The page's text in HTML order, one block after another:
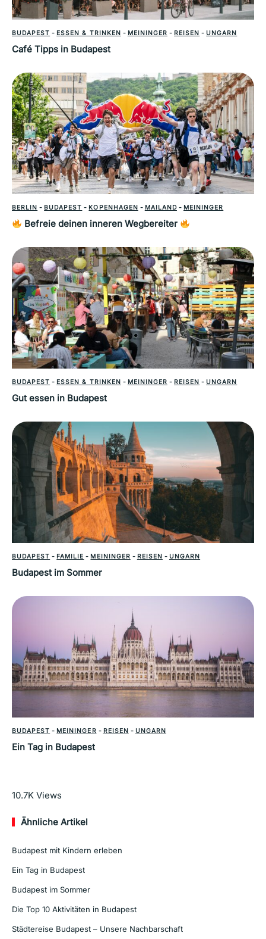
BUDAPEST - ESSEN & TRINKEN - MEININGER - REISEN - UNGARN
Café Tipps in Budapest
BERLIN - BUDAPEST - KOPENHAGEN - MAILAND- MEININGER
Befreie deinen inneren Wegbereiter
BUDAPEST - ESSEN & TRINKEN - MEININGER - REISEN - UNGARN
Gut essen in Budapest
BUDAPEST - FAMILIE - MEININGER - REISEN - UNGARN
Budapest im Sommer
BUDAPEST - MEININGER - REISEN - UNGARN
Ein Tag in Budapest
Mehr lesen
10.7K Views
Ähnliche Artikel
Budapest mit Kindern erleben
Ein Tag in Budapest
Budapest im Sommer
Die Top 10 Aktivitäten in Budapest
Städtereise Budapest – Unsere Nachbarschaft